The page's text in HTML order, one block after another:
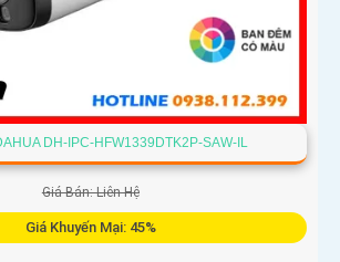
DH-IPC-HFW1339DTK2P-SAW-IL
Giá Bán: Liên Hệ
Giá Khuyến Mại: 45%